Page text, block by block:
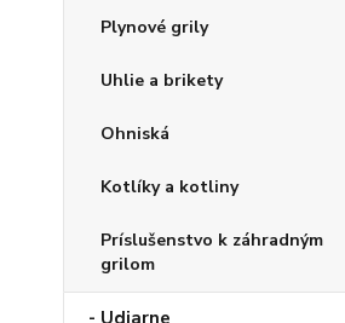
Plynové grily
Uhlie a brikety
Ohniská
Kotlíky a kotliny
Príslušenstvo k záhradným
grilom